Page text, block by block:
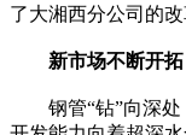
了大湘西分公司的
新市场不断开
钢管“钻”向深处